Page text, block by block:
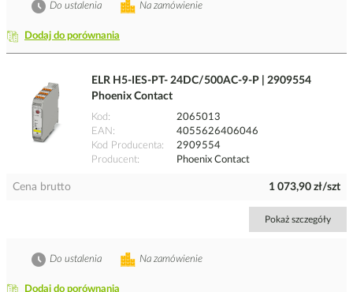
Dodaj do porównania
Na zamówienie
Do ustalenia
ELR H5-IES-PT- 24DC/500AC-9-P | 2909554
Phoenix Contact
Kod
2065013
EAN
4055626406046
Kod Producenta
2909554
Producent
Phoenix Contact
Cena brutto 1 073,90 zł/szt
Pokaż szczegóły
Dodaj do porównania
Na zamówienie
Do ustalenia